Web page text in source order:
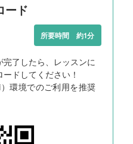
ード
所要時間 約1分
了したら、レッスンに
ドしてください！
環境でのご利用を推奨